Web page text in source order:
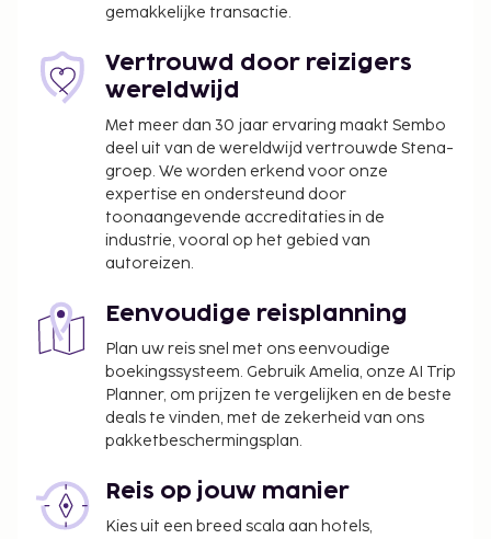
drankje in een poolbar. Dagelijks kun je van 06.00
uur tot 09.30 uur genieten van een gratis Engels
ontbijt.
Toeslag voor luchthavenshuttle: USD 65 per
voertuig (enkele reis, passagierscapaciteit: 4)
Een schoonmaakservice is beschikbaar tegen
betaling
Deze lijst is mogelijk niet volledig. Toeslagen en
borgsommen zijn mogelijk excl. btw en kunnen
Het zwembad is toegankelijk van 08.00 uur tot
22.00 uur.
In deze accommodatie zijn huisdieren en
assistentiedieren niet toegestaan.
gemakkelijke transactie.
Vertrouwd door reizigers
wereldwijd
Met meer dan 30 jaar ervaring maakt Sembo
deel uit van de wereldwijd vertrouwde Stena-
groep. We worden erkend voor onze
expertise en ondersteund door
toonaangevende accreditaties in de
industrie, vooral op het gebied van
autoreizen.
Eenvoudige reisplanning
Plan uw reis snel met ons eenvoudige
boekingssysteem. Gebruik Amelia, onze AI Trip
Planner, om prijzen te vergelijken en de beste
deals te vinden, met de zekerheid van ons
pakketbeschermingsplan.
Reis op jouw manier
Kies uit een breed scala aan hotels,